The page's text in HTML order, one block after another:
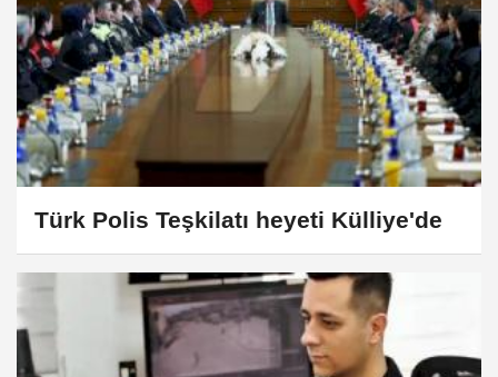
Türk Polis Teşkilatı heyeti Külliye'de